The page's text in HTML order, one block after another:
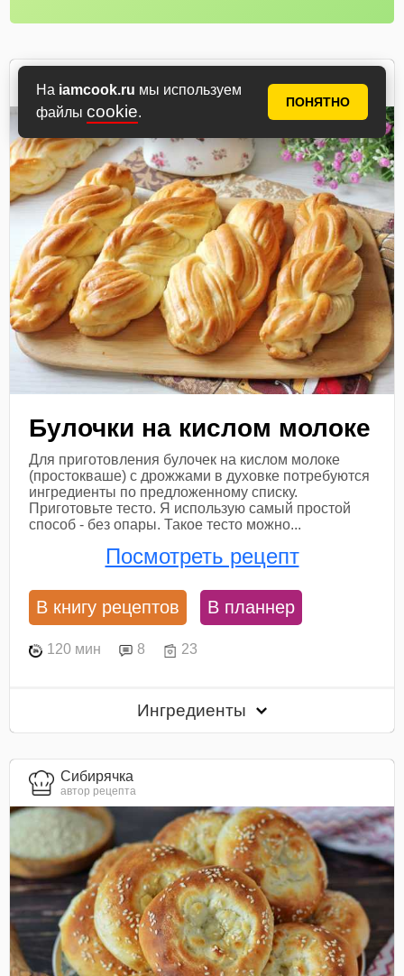
На iamcook.ru мы используем
файлы cookie.
ПОНЯТНО
автор рецепта
Булочки на кислом молоке
Для приготовления булочек на кислом молоке
(простокваше) с дрожжами в духовке потребуются
ингредиенты по предложенному списку.
Приготовьте тесто. Я использую самый простой
способ - без опары. Такое тесто можно...
Посмотреть рецепт
В книгу рецептов В планнер
120 мин 8 23
Ингредиенты
Сибирячка
автор рецепта